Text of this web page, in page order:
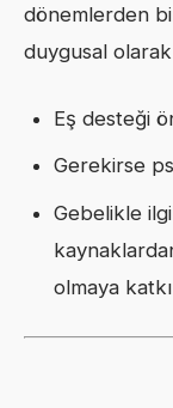
dönemlerden
duygusal
Eş desteği
Gerekirse
Gebelikle
olmaya